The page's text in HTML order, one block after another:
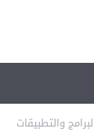
والتطبيقات